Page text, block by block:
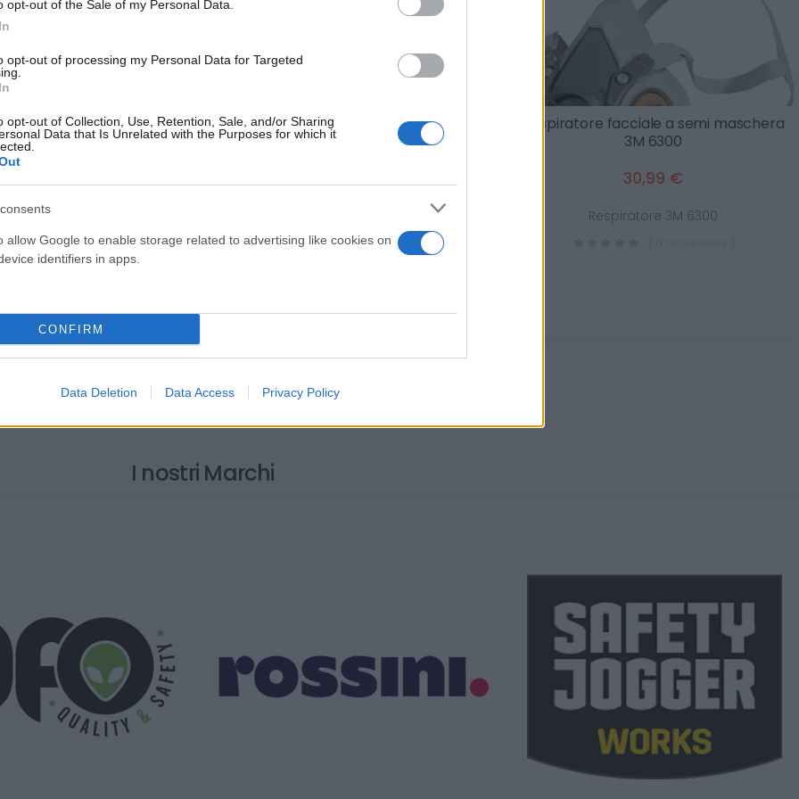
opt-out of the Sale of my Personal Data.
opt-out of processing my Personal Data for Targeted
opt-out of Collection, Use, Retention, Sale, and/or Sharing
Data that Is Unrelated with the Purposes for which it
allow Google to enable storage related to advertising like cookies on
identifiers in apps.
CONFIRM
Data Deletion Data Access Privacy Policy
pieno facciale 3M 6900
grande(L)
facciale 3M 6900 taglia
grande (L)
( 0 recensioni )
50 Guanti nitrile monouso Milwaukee
resistenti agli oli, benzina S-XL
50 Guanti nitrile monouso Milwaukee
resistenti agli oli, benzina S-XL
Respiratore facciale a semi maschera
3M 6300
30,99 €
Respiratore 3M 6300
I nostri Marchi